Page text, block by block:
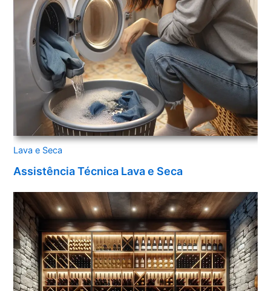
Lava e Seca
Assistência Técnica Lava e Seca